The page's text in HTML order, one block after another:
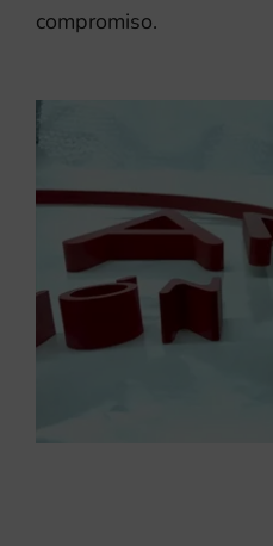
compromiso.